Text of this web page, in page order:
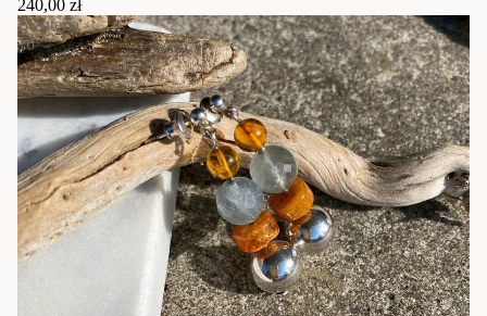
240,00 zł
Biżuteria
16